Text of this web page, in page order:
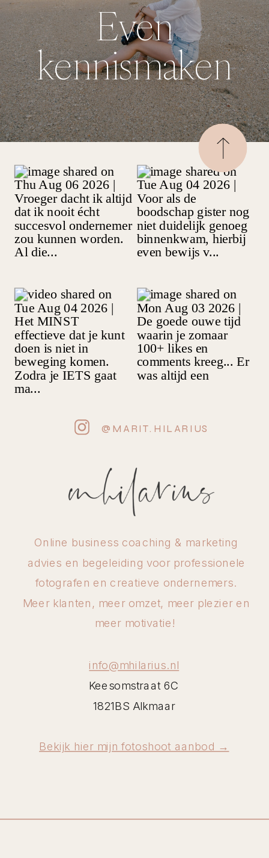
Even
kennismaken
Online business coaching & marketing
advies en begeleiding voor professionele
fotografen en creatieve ondernemers.
Meer klanten, meer omzet, meer plezier en
meer motivatie!
@MARIT.HILARIUS
info@mhilarius.nl
Keesomstraat 6C
1821BS Alkmaar
Bekijk hier mijn fotoshoot aanbod →